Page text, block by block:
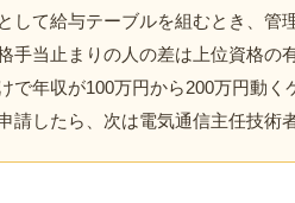
して給与テーブルを組むとき、管
手当止まりの人の差は上位資格の
で年収が100万円から200万円動
請したら、次は電気通信主任技術